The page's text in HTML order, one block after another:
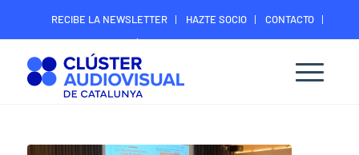
RECIBE LA NEWSLETTER HAZTE SOCIO
CONTACTO
ÁREA DIGITAL SOCIOS